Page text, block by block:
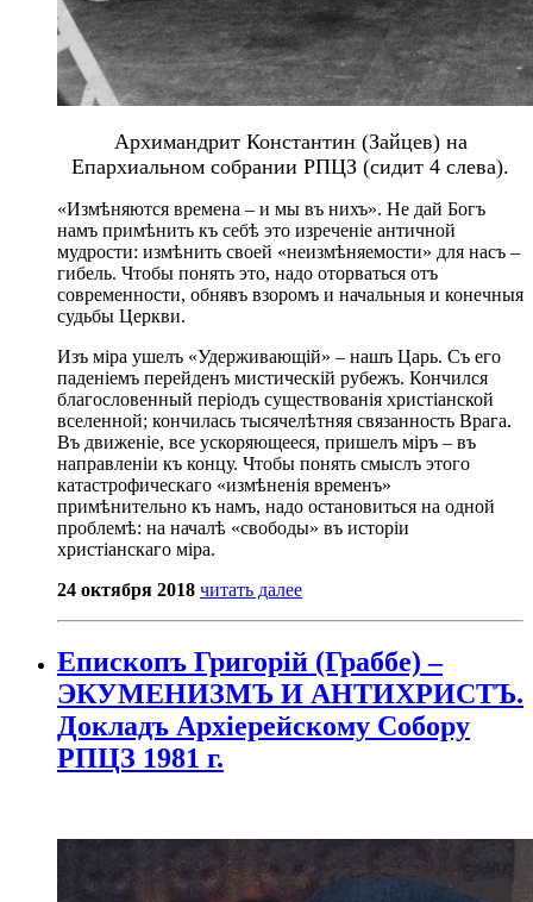
Архимандрит Константин (Зайцев) на
Епархиальном собрании РПЦЗ (сидит 4 слева).
«Измѣняются времена – и мы въ нихъ». Не дай Богъ
намъ примѣнить къ себѣ это изреченіе античной
мудрости: измѣнить своей «неизмѣняемости» для насъ –
гибель. Чтобы понять это, надо оторваться отъ
современности, обнявъ взоромъ и начальныя и конечныя
судьбы Церкви.
Изъ міра ушелъ «Удерживающій» – нашъ Царь. Съ его
паденіемъ перейденъ мистическій рубежъ. Кончился
благословенный періодъ существованія христіанской
вселенной; кончилась тысячелѣтняя связанность Врага.
Въ движеніе, все ускоряющееся, пришелъ міръ – въ
направленіи къ концу. Чтобы понять смыслъ этого
катастрофическаго «измѣненія временъ»
примѣнительно къ намъ, надо остановиться на одной
проблемѣ: на началѣ «свободы» въ исторіи
христіанскаго міра.
24 октября 2018 читать далее
Епископъ Григорій (Граббе) –
ЭКУМЕНИЗМЪ И АНТИХРИСТЪ.
Докладъ Архіерейскому Собору
РПЦЗ 1981 г.